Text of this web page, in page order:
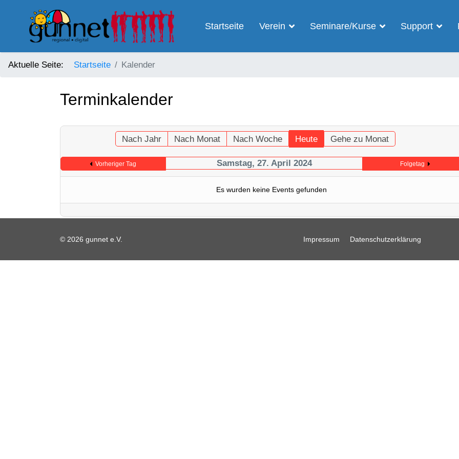
Startseite Verein Seminare/Kurse Support
Aktuelle Seite: Startseite Kalender
Terminkalender
Nach Jahr Nach Monat Nach Woche Heute Gehe zu Monat
Vorheriger Tag Samstag, 27. April 2024 Folgetag
Es wurden keine Events gefunden
© 2026 gunnet e.V. Impressum Datenschutzerklärung